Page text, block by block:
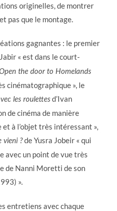
originelles, de montrer
pas que le montage.
gagnantes : le premier
« est dans le court-
the door to Homelands
cinématographique », le
les roulettes d’Ivan
de cinéma de manière
et à l’objet très intéressant »,
vieni ?de Yusra Jobeir « qui
avec un point de vue très
de Nanni Moretti de son
».
entretiens avec chaque